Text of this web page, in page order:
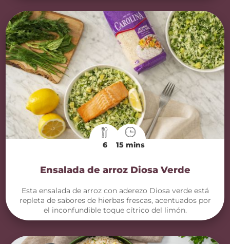
6 15 mins
Ensalada de arroz Diosa Verde
Esta ensalada de arroz con aderezo Diosa verde está
repleta de sabores de hierbas frescas, acentuados por
el inconfundible toque cítrico del limón.